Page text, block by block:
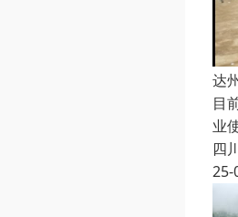
达
目
业
四
25-